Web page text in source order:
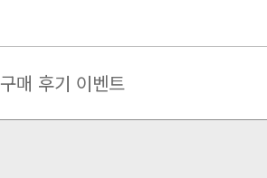
구매 후기 이벤트